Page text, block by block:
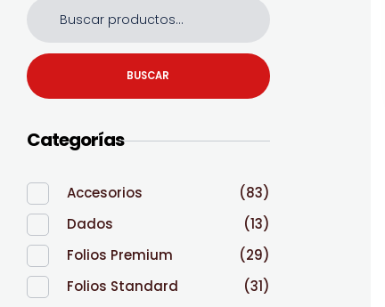
BUSCAR
Categorías
Accesorios
(83)
Dados
(13)
Folios Premium
(29)
Folios Standard
(31)